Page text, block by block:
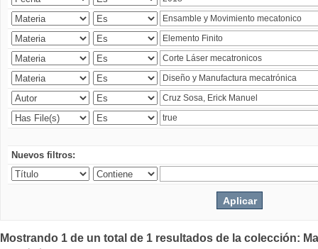
Nuevos filtros:
Mostrando 1 de un total de 1 resultados de la colección: